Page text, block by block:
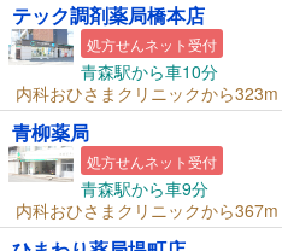
テック調剤薬局橋本店
処方せんネット受付
青森駅から車10分
内科おひさまクリニックから323m
青柳薬局
処方せんネット受付
青森駅から車9分
内科おひさまクリニックから367m